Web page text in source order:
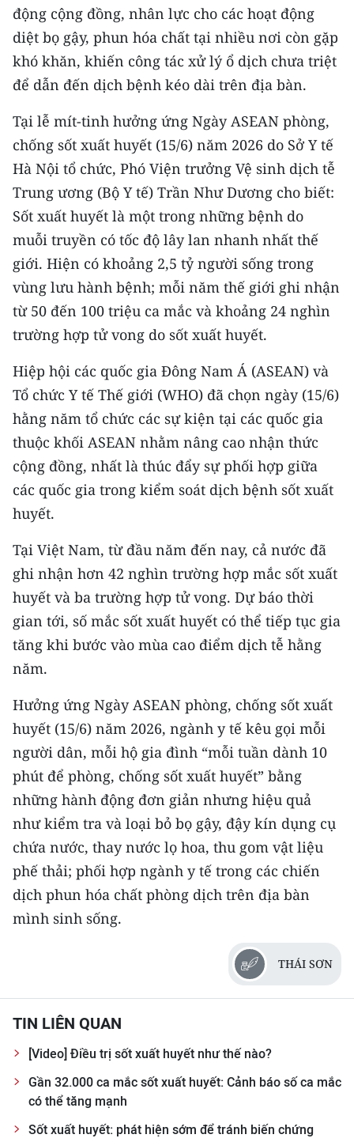
ENGLISH
中文
FRANÇAIS
РУССКИЙ
ESPAÑOL
한국어
động cộng đồng, nhân lực cho các hoạt động
diệt bọ gậy, phun hóa chất tại nhiều nơi còn gặp
khó khăn, khiến công tác xử lý ổ dịch chưa triệt
để dẫn đến dịch bệnh kéo dài trên địa bàn.
Tại lễ mít-tinh hưởng ứng Ngày ASEAN phòng,
chống sốt xuất huyết (15/6) năm 2026 do Sở Y tế
Hà Nội tổ chức, Phó Viện trưởng Vệ sinh dịch tễ
Trung ương (Bộ Y tế) Trần Như Dương cho biết:
Sốt xuất huyết là một trong những bệnh do
muỗi truyền có tốc độ lây lan nhanh nhất thế
giới. Hiện có khoảng 2,5 tỷ người sống trong
vùng lưu hành bệnh; mỗi năm thế giới ghi nhận
từ 50 đến 100 triệu ca mắc và khoảng 24 nghìn
trường hợp tử vong do sốt xuất huyết.
Hiệp hội các quốc gia Đông Nam Á (ASEAN) và
Tổ chức Y tế Thế giới (WHO) đã chọn ngày (15/6)
hằng năm tổ chức các sự kiện tại các quốc gia
thuộc khối ASEAN nhằm nâng cao nhận thức
cộng đồng, nhất là thúc đẩy sự phối hợp giữa
các quốc gia trong kiểm soát dịch bệnh sốt xuất
huyết.
Tại Việt Nam, từ đầu năm đến nay, cả nước đã
ghi nhận hơn 42 nghìn trường hợp mắc sốt xuất
huyết và ba trường hợp tử vong. Dự báo thời
gian tới, số mắc sốt xuất huyết có thể tiếp tục gia
tăng khi bước vào mùa cao điểm dịch tễ hằng
năm.
Hưởng ứng Ngày ASEAN phòng, chống sốt xuất
huyết (15/6) năm 2026, ngành y tế kêu gọi mỗi
người dân, mỗi hộ gia đình “mỗi tuần dành 10
phút để phòng, chống sốt xuất huyết” bằng
những hành động đơn giản nhưng hiệu quả
như kiểm tra và loại bỏ bọ gậy, đậy kín dụng cụ
chứa nước, thay nước lọ hoa, thu gom vật liệu
phế thải; phối hợp ngành y tế trong các chiến
dịch phun hóa chất phòng dịch trên địa bàn
mình sinh sống.
THÁI SƠN
TIN LIÊN QUAN
[Video] Điều trị sốt xuất huyết như thế nào?
Gần 32.000 ca mắc sốt xuất huyết: Cảnh báo số ca mắc
có thể tăng mạnh
Sốt xuất huyết: phát hiện sớm để tránh biến chứng